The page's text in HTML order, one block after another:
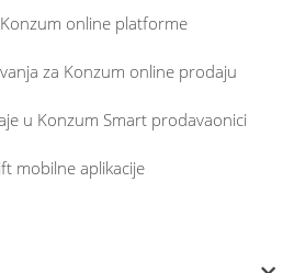
online platforme
za Konzum online prodaju
u Konzum Smart prodavaonici
mobilne aplikacije